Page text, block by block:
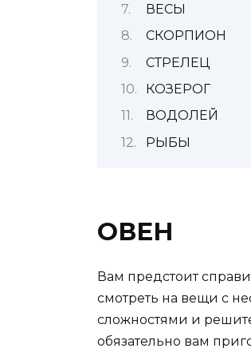
ВЕСЫ
СКОРПИОН
СТРЕЛЕЦ
КОЗЕРОГ
ВОДОЛЕЙ
РЫБЫ
ОВЕН
Вам предстоит
смотреть на вещи с
сложностями и
обязательно вам